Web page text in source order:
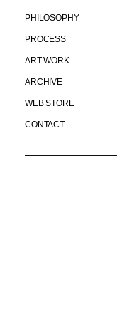
PHILOSOPHY
PROCESS
ART WORK
ARCHIVE
WEB STORE
CONTACT